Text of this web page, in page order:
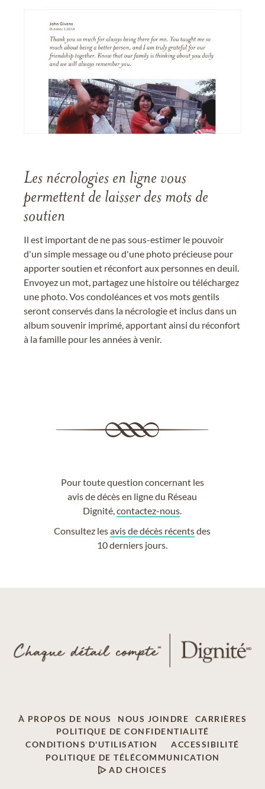
Les nécrologies en ligne vous
permettent de laisser des mots de
soutien
Il est important de ne pas sous-estimer le pouvoir
d'un simple message ou d'une photo précieuse pour
apporter soutien et réconfort aux personnes en deuil.
Envoyez un mot, partagez une histoire ou téléchargez
une photo. Vos condoléances et vos mots gentils
seront conservés dans la nécrologie et inclus dans un
album souvenir imprimé, apportant ainsi du réconfort
à la famille pour les années à venir.
Pour toute question concernant les
avis de décès en ligne du Réseau
Dignité,contactez-nous
Consultez lesavis de décès récentsdes
10 derniers jours.
À PROPOS DE NOUS NOUS JOINDRE
CARRIÈRES
POLITIQUE DE CONFIDENTIALITÉ
CONDITIONS D'UTILISATION
ACCESSIBILITÉ
POLITIQUE DE TÉLÉCOMMUNICATION
AD CHOICES